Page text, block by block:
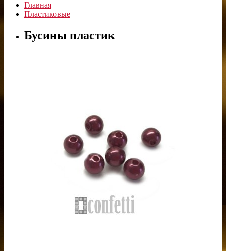
Главная
Пластиковые
Бусины пластик